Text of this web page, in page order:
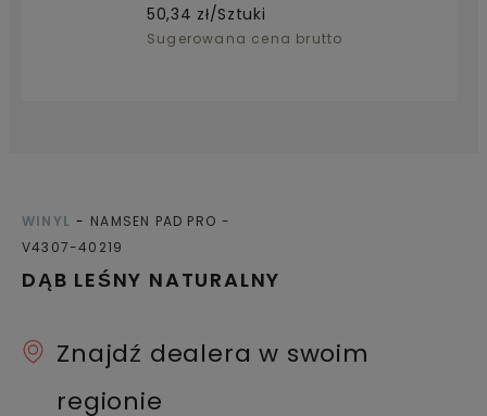
50,34 zł/Sztuki
Sugerowana cena brutto
DĄB LEŚNY NATURALNY
WINYL
NAMSEN PAD PRO
V4307-40219
Znajdź dealera w swoim
regionie